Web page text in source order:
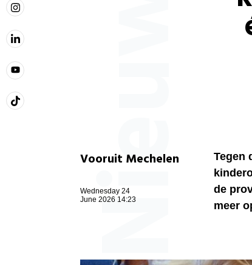
Nieuws
Vooruit Mechelen
Wednesday 24
June 2026 14:23
Tegen
de
meer